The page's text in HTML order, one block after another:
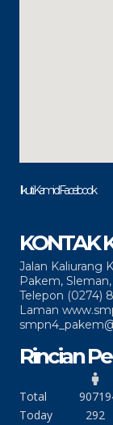
Ikuti Kami di Facebook
KONTAK
Jalan Kaliurang
Pakem, Sleman,
Telepon (0274)
Laman
Rincian
Total 90719
Today
292